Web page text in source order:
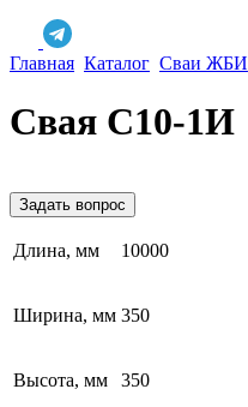
Главная Каталог Сваи ЖБИ
Свая С10-1И
Задать вопрос
Длина, мм 10000
Ширина, мм 350
Высота, мм 350